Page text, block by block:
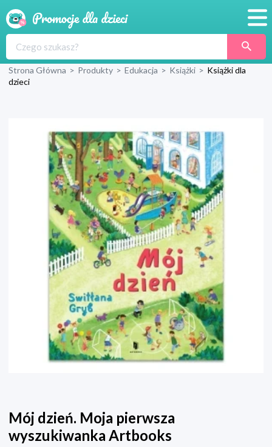
Produkty
Blog
Wyprawka
Strona Główna > Produkty > Edukacja > Książki > Książki dla
dzieci
Mój dzień. Moja pierwsza
wyszukiwanka Artbooks